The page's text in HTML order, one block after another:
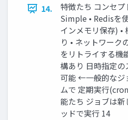
14.
特徴たち コンセ
Simple • Redisを
インメモリ保存) •
り • ネットワーク
をリトライする機
構あり 日時指定
可能 ←一般的なジ
ムで 定期実行
能たち ジョブは
ッドで実行 14